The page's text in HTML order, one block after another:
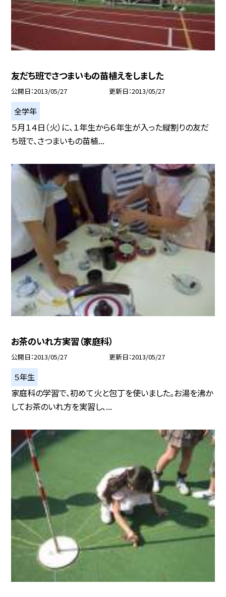
友だち班でさつまいもの苗植えをしました
公開日 2013/05/27 更新日 2013/05/27
全学年
５月１４日（火）に、１年生から６年生が入った縦割りの友だ
ち班で、さつまいもの苗植...
お茶のいれ方実習（家庭科）
公開日 2013/05/27 更新日 2013/05/27
５年生
家庭科の学習で、初めて火と包丁を使いました。お湯を沸か
してお茶のいれ方を実習し、...